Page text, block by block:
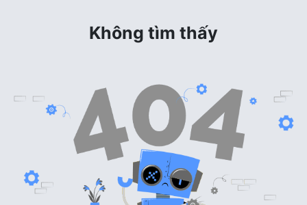
Không tìm thấy